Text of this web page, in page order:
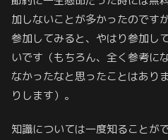
加しないことが多かったのです
参加してみると、やはり参加し
いです（もちろん、全く参考に
なかったなと思ったことはあり
りします）。
知識については一度知ることが